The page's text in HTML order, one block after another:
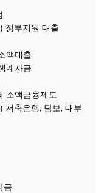
정부지원 대출
액대출
계자금
소액금융제도
저축은행, 담보, 대부
금